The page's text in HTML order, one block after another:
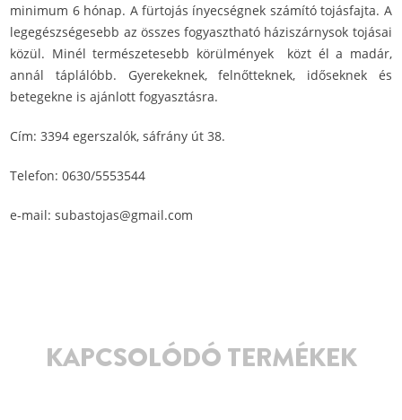
minimum 6 hónap. A fürtojás ínyecségnek számító tojásfajta. A
legegészségesebb az összes fogyasztható háziszárnysok tojásai
közül. Minél természetesebb körülmények közt él a madár,
annál táplálóbb. Gyerekeknek, felnőtteknek, időseknek és
betegekne is ajánlott fogyasztásra.
Cím: 3394 egerszalók, sáfrány út 38.
Telefon: 0630/5553544
e-mail: subastojas@gmail.com
KAPCSOLÓDÓ TERMÉKEK